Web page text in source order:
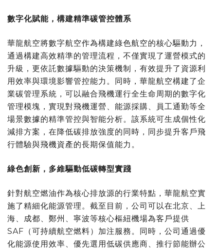
數字化賦能，構建精準碳管控體系
華龍航空將數字航空作為構建綠色航空的核心驅動力，
通過構建高效精準的管理流程，不僅實現了運營模式的
升級，更依託數據驅動的決策機制，有效提升了資源利
用效率與環境影響管控能力。同時，華龍航空構建了企
業碳管理系統，可以融合飛機運行全生命周期的數字化
管理模塊，實現對飛機運營、能源採購、員工通勤等全
場景數據的精準管控與智能分析。該系統可生成個性化
減排方案，在降低碳排放強度的同時，同步提升客戶飛
行體驗與飛機資產的長期保值能力。
綠色創新，多維驅動低碳轉型實踐
針對航空燃油作為核心排放源的行業特點，華龍航空實
施了精細化能源管理。截至目前，公司可以在北京、上
海、成都、鄭州、寧波等核心樞紐機場為客戶提供
SAF（可持續航空燃料）加注服務。同時，公司通過優
化能源使用效率、優先選用低碳供應商、推行節能辦公